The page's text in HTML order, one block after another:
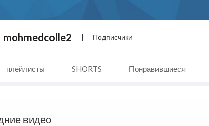
mohmedcolle2 | Подписчики
плейлисты SHORTS Понравившиеся
видео